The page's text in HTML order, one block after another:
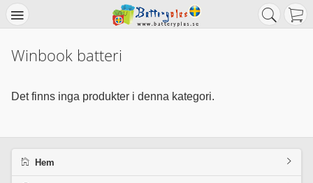
Winbook batteri
Det finns inga produkter i denna kategori.
Hem